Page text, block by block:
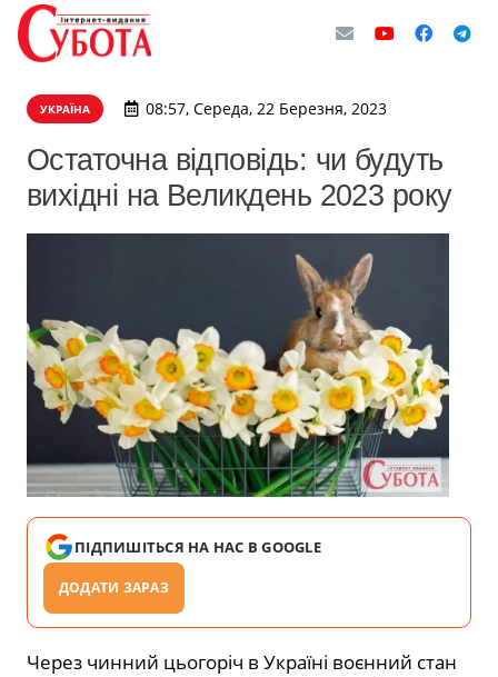
УКРАЇНА 08:57, Середа, 22 Березня, 2023
Остаточна відповідь: чи будуть
вихідні на Великдень 2023 року
ПІДПИШІТЬСЯ НА НАС В GOOGLE
ДОДАТИ ЗАРАЗ
Через чинний цьогоріч в Україні воєнний стан